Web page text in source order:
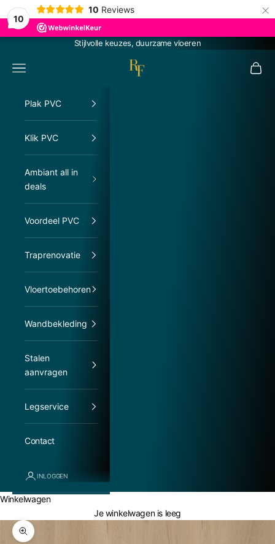
10
10 Reviews ×
Stijlvolle keuzes, duurzame vloeren
RachelFloors
Menu
Plak PVC
Klik PVC
Ambiant all in
deals
Voordeel PVC
Traprenovatie
Vloertoebehoren
Wandbekleding
Stalen
aanvragen
Legservice
Contact
INLOGGEN
Winkelwagen
Je winkelwagen is leeg
In-/uitzoomen